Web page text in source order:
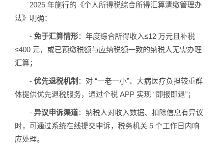
2025 年施行的《个人所得税综合所得汇算清缴管理办
法》明确：
- 免于汇算情形：年度综合所得收入≤12 万元且补税
≤400 元，或已预缴税额与应纳税额一致的纳税人无需办理
汇算；
- 优先退税机制 ：对 “一老一小”、大病医疗负担较重群
体提供优先退税服务，通过个税 APP 实现 “即报即退”；
- 异议申诉渠道：纳税人对收入数据、扣除信息有异议
时，可通过系统在线提交申诉，税务机关 5 个工作日内响
应处理。